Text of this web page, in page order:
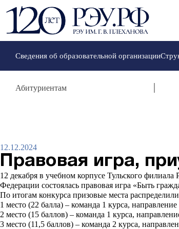
Сведения об образовательной организации
Абитуриентам
12.12.2024
Правовая игра,
12 декабря в учебном корпусе Тульского
Федерации состоялась правовая игра «Быть
По итогам конкурса призовые места
1 место (22 балла) – команда 1 курса,
2 место (15 баллов) – команда 1 курса,
3 место (11,5 баллов) – команда 2 курса,